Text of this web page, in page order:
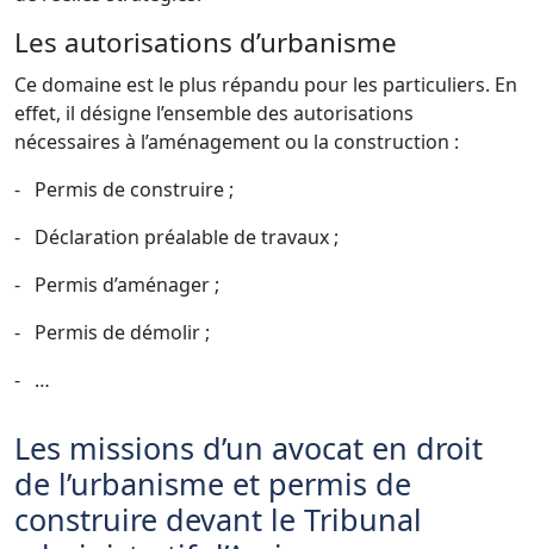
Les autorisations d’urbanisme
Ce domaine est le plus répandu pour les particuliers. En
effet, il désigne l’ensemble des autorisations
nécessaires à l’aménagement ou la construction :
- Permis de construire ;
- Déclaration préalable de travaux ;
- Permis d’aménager ;
- Permis de démolir ;
- …
Les missions d’un avocat en droit
de l’urbanisme et permis de
construire devant le Tribunal